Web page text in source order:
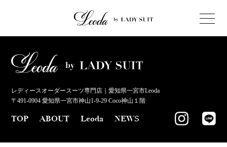
レディースオーダースーツ専門店｜愛知県一宮市Leoda
〒491-0904 愛知県一宮市神山1-9-29 Coco神山１階
TOP ABOUT Leoda NEWS